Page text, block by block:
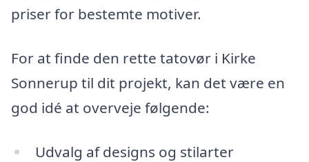
priser for bestemte motiver.
For at finde den rette tatovør i Kirke
Sonnerup til dit projekt, kan det være en
god idé at overveje følgende:
Udvalg af designs og stilarter